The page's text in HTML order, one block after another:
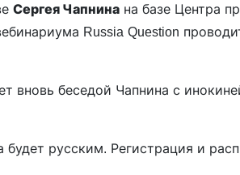
Сергея Чапнина на базе Центра
Russia Question
вновь беседой Чапнина с
будет русским. Регистрация и